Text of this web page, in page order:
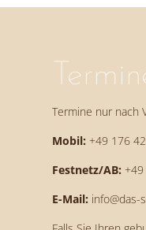
Termine nur nach
Mobil: +49 176
Festnetz/AB:
E-Mail: